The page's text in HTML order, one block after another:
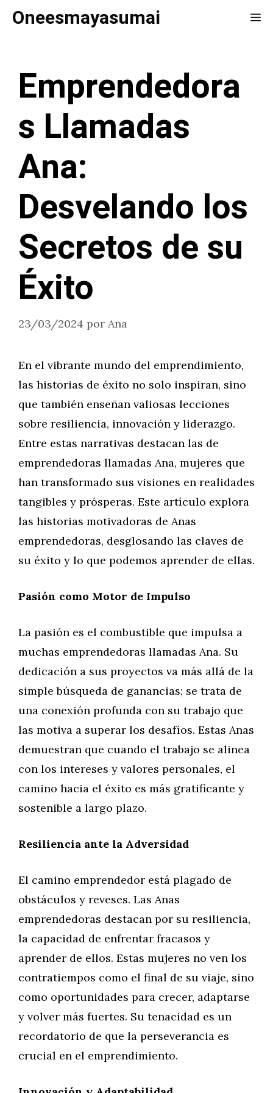
SaltarOneesmayasumai
Emprendedora
s Llamadas
Ana:
Desvelando los
Secretos de su
Éxito
23/03/2024 por Ana
En el vibrante mundo del emprendimiento,
las historias de éxito no solo inspiran, sino
que también enseñan valiosas lecciones
sobre resiliencia, innovación y liderazgo.
Entre estas narrativas destacan las de
emprendedoras llamadas Ana, mujeres que
han transformado sus visiones en realidades
tangibles y prósperas. Este artículo explora
las historias motivadoras de Anas
emprendedoras, desglosando las claves de
su éxito y lo que podemos aprender de ellas.
Pasión como Motor de Impulso
La pasión es el combustible que impulsa a
muchas emprendedoras llamadas Ana. Su
dedicación a sus proyectos va más allá de la
simple búsqueda de ganancias; se trata de
una conexión profunda con su trabajo que
las motiva a superar los desafíos. Estas Anas
demuestran que cuando el trabajo se alinea
con los intereses y valores personales, el
camino hacia el éxito es más gratificante y
sostenible a largo plazo.
Resiliencia ante la Adversidad
El camino emprendedor está plagado de
obstáculos y reveses. Las Anas
emprendedoras destacan por su resiliencia,
la capacidad de enfrentar fracasos y
aprender de ellos. Estas mujeres no ven los
contratiempos como el final de su viaje, sino
como oportunidades para crecer, adaptarse
y volver más fuertes. Su tenacidad es un
recordatorio de que la perseverancia es
crucial en el emprendimiento.